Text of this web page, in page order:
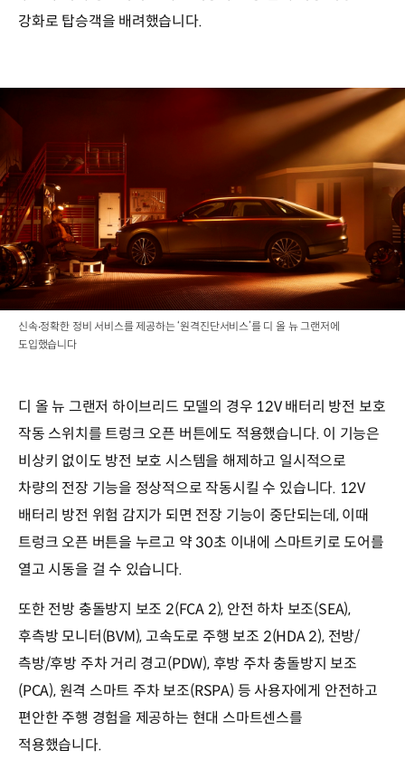
강화로 탑승객을 배려했습니다.
신속∙정확한 정비 서비스를 제공하는 ‘원격진단서비스’를 디 올 뉴 그랜저에
도입했습니다
디 올 뉴 그랜저 하이브리드 모델의 경우 12V 배터리 방전 보호
작동 스위치를 트렁크 오픈 버튼에도 적용했습니다. 이 기능은
비상키 없이도 방전 보호 시스템을 해제하고 일시적으로
차량의 전장 기능을 정상적으로 작동시킬 수 있습니다. 12V
배터리 방전 위험 감지가 되면 전장 기능이 중단되는데, 이때
트렁크 오픈 버튼을 누르고 약 30초 이내에 스마트키로 도어를
열고 시동을 걸 수 있습니다.
또한 전방 충돌방지 보조 2(FCA 2), 안전 하차 보조(SEA),
후측방 모니터(BVM), 고속도로 주행 보조 2(HDA 2), 전방/
측방/후방 주차 거리 경고(PDW), 후방 주차 충돌방지 보조
(PCA), 원격 스마트 주차 보조(RSPA) 등 사용자에게 안전하고
편안한 주행 경험을 제공하는 현대 스마트센스를
적용했습니다.